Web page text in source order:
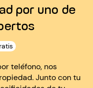
por uno de
teléfono, nos
Junto con tu